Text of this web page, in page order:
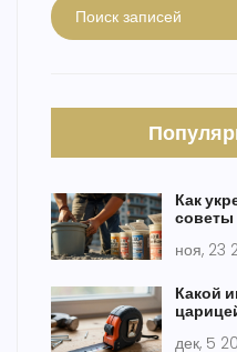
Как
советы
ноя, 23
Какой
дек, 5